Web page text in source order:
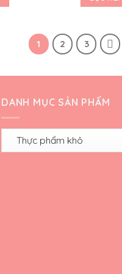
1 2 3
DANH MỤC SẢN PHẨM